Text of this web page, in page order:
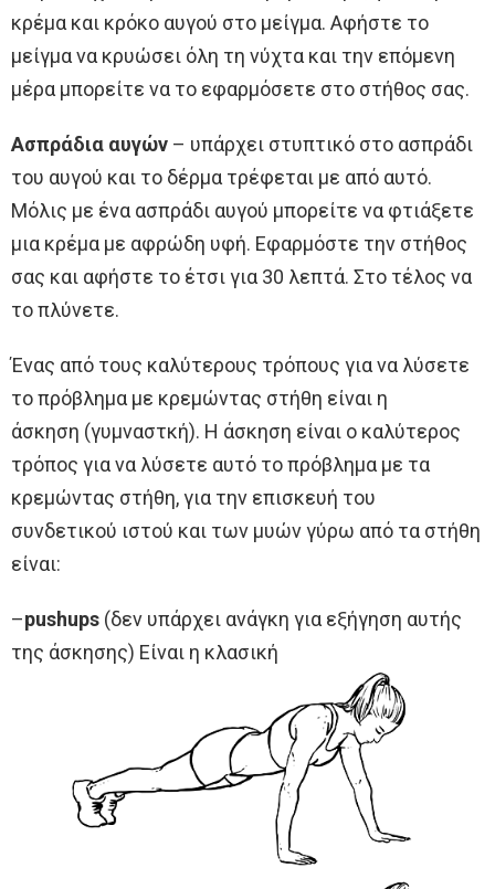
κρέμα και κρόκο αυγού στο μείγμα. Αφήστε το
μείγμα να κρυώσει όλη τη νύχτα και την επόμενη
μέρα μπορείτε να το εφαρμόσετε στο στήθος σας.
Ασπράδια αυγών – υπάρχει στυπτικό στο ασπράδι
του αυγού και το δέρμα τρέφεται με από αυτό.
Μόλις με ένα ασπράδι αυγού μπορείτε να φτιάξετε
μια κρέμα με αφρώδη υφή. Εφαρμόστε την στήθος
σας και αφήστε το έτσι για 30 λεπτά. Στο τέλος να
το πλύνετε.
Ένας από τους καλύτερους τρόπους για να λύσετε
το πρόβλημα με κρεμώντας στήθη είναι η
άσκηση (γυμναστκή). Η άσκηση είναι ο καλύτερος
τρόπος για να λύσετε αυτό το πρόβλημα με τα
κρεμώντας στήθη, για την επισκευή του
συνδετικού ιστού και των μυών γύρω από τα στήθη
είναι:
–pushups (δεν υπάρχει ανάγκη για εξήγηση αυτής
της άσκησης) Είναι η κλασική